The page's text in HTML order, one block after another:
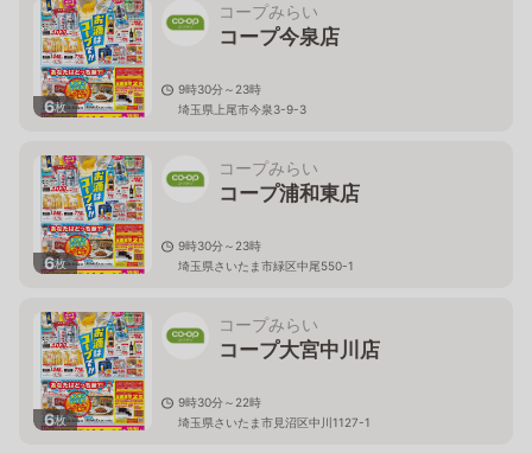
6枚
コープみらい
コープ今泉店
9時30分～23時
埼玉県上尾市今泉3-9-3
6枚
コープみらい
コープ浦和東店
9時30分～23時
埼玉県さいたま市緑区中尾550-1
6枚
コープみらい
コープ大宮中川店
9時30分～22時
埼玉県さいたま市見沼区中川1127-1